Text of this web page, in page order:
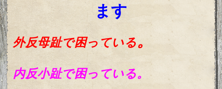
ます
外反母趾で困っている。
内反小趾で困っている。